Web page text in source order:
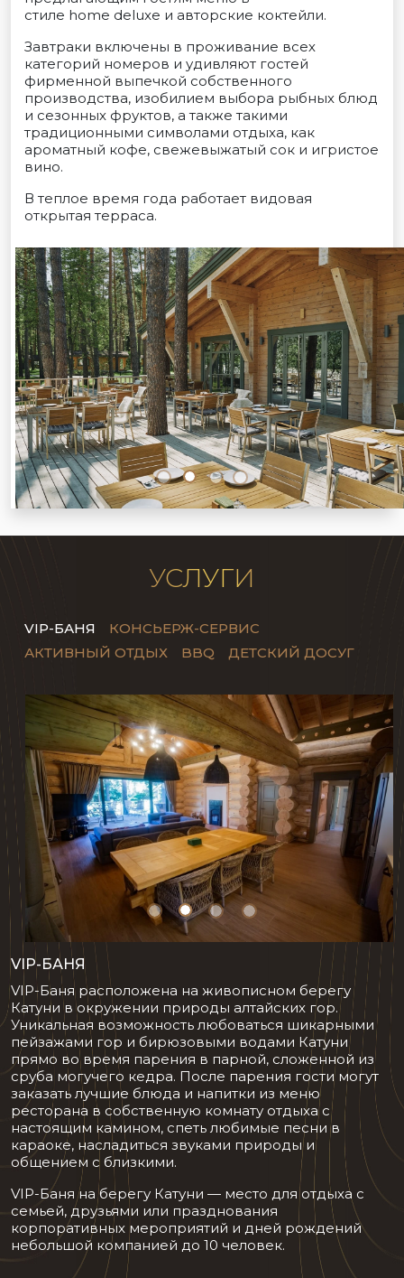
стиле home deluxe и авторские коктейли.
Завтраки включены в проживание всех
категорий номеров и удивляют гостей
фирменной выпечкой собственного
производства, изобилием выбора рыбных блюд
и сезонных фруктов, а также такими
традиционными символами отдыха, как
ароматный кофе, свежевыжатый сок и игристое
вино.
В теплое время года работает видовая
открытая терраса.
УСЛУГИ
VIP-БАНЯ
КОНСЬЕРЖ-СЕРВИС
АКТИВНЫЙ ОТДЫХ
BBQ ДЕТСКИЙ ДОСУГ
VIP-БАНЯ
VIP-Баня расположена на живописном берегу
Катуни в окружении природы алтайских гор.
Уникальная возможность любоваться шикарными
пейзажами гор и бирюзовыми водами Катуни
прямо во время парения в парной, сложенной из
сруба могучего кедра. После парения гости могут
заказать лучшие блюда и напитки из меню
ресторана в собственную комнату отдыха с
настоящим камином, спеть любимые песни в
караоке, насладиться звуками природы и
общением с близкими.
VIP-Баня на берегу Катуни — место для отдыха с
семьей, друзьями или празднования
корпоративных мероприятий и дней рождений
небольшой компанией до 10 человек.